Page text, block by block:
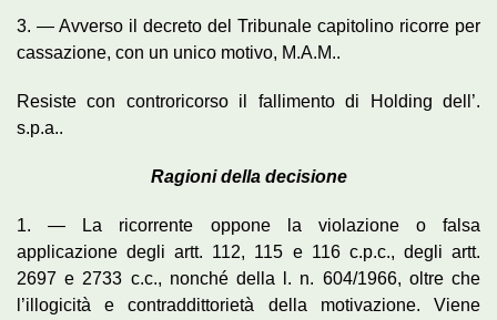
3. — Avverso il decreto del Tribunale capitolino ricorre per
cassazione, con un unico motivo, M.A.M..
Resiste con controricorso il fallimento di Holding dell’.
s.p.a..
Ragioni della decisione
1. — La ricorrente oppone la violazione o falsa
applicazione degli artt. 112, 115 e 116 c.p.c., degli artt.
2697 e 2733 c.c., nonché della l. n. 604/1966, oltre che
l’illogicità e contraddittorietà della motivazione. Viene